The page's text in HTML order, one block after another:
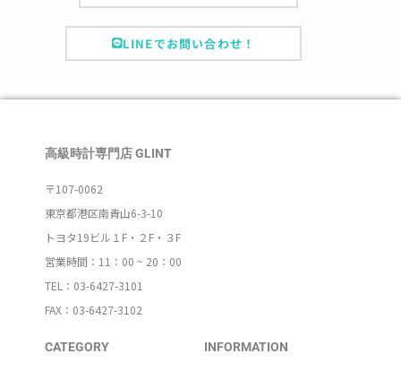
LINEでお問い合わせ！
高級時計専門店 GLINT
〒107-0062
東京都港区南青山6-3-10
トヨタ19ビル１F・２F・３F
営業時間：11：00 ~ 20：00
TEL：03-6427-3101
FAX：03-6427-3102
CATEGORY INFORMATION